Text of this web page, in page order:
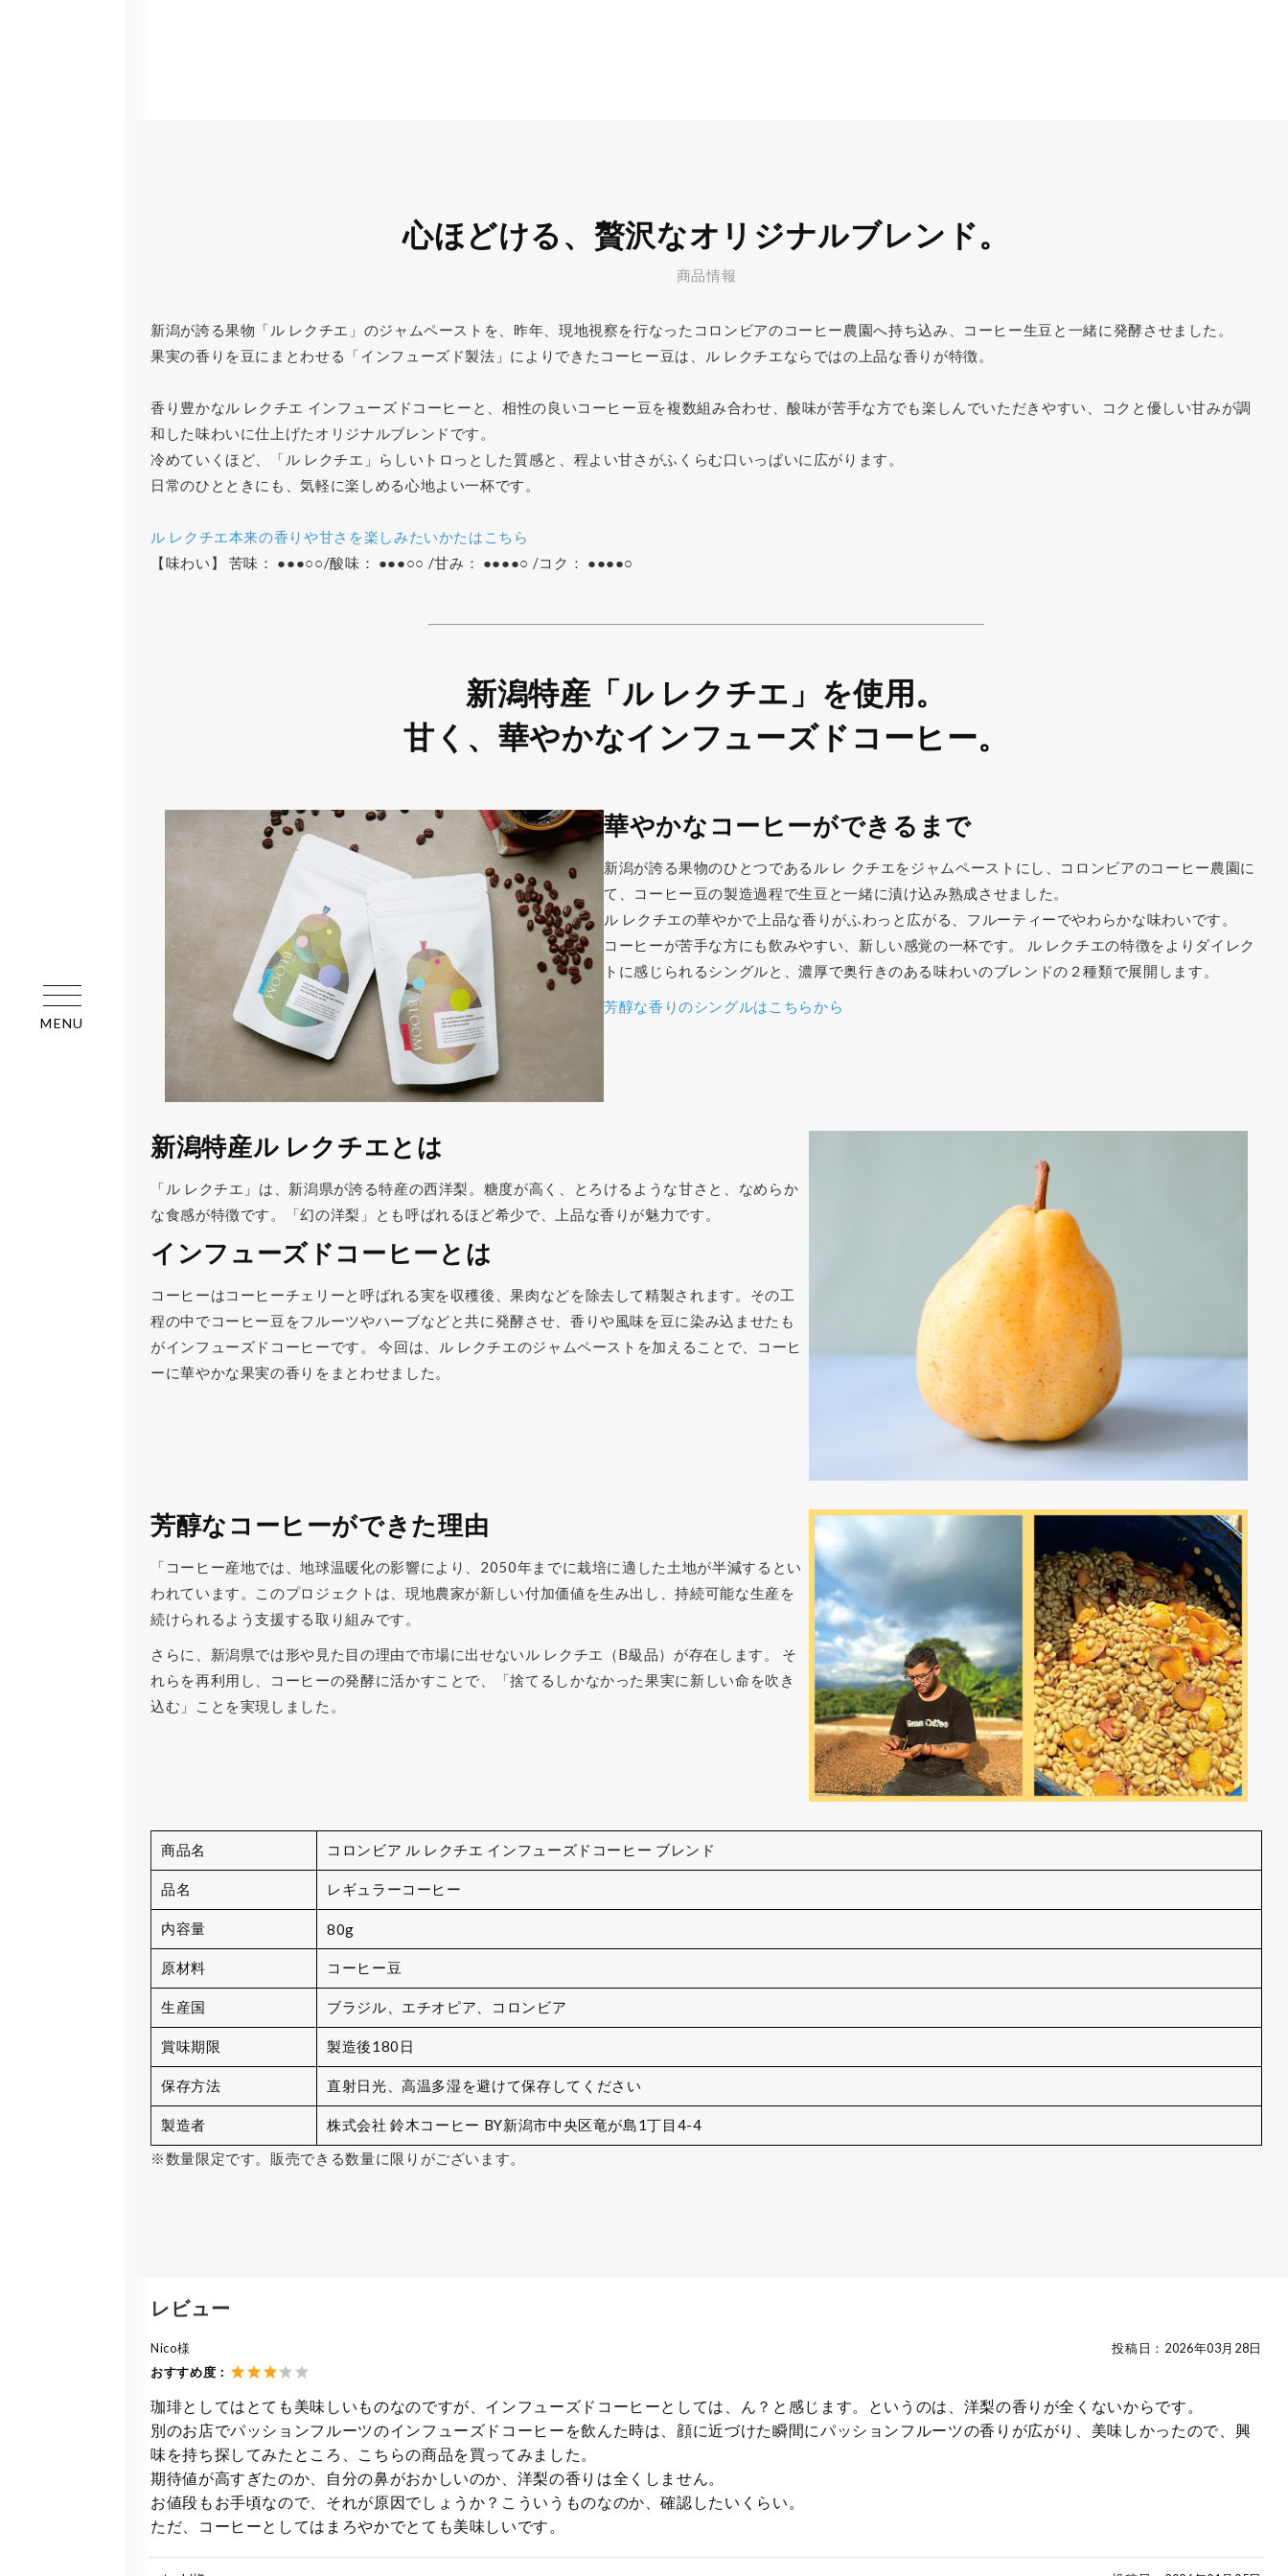
MENU
心ほどける、贅沢なオリジナルブレンド。
商品情報
新潟が誇る果物「ル レクチエ」のジャムペーストを、昨年、現地視察を行なったコロンビアのコーヒー農園へ持ち込み、コーヒー生豆と一緒に発酵させました。
果実の香りを豆にまとわせる「インフューズド製法」によりできたコーヒー豆は、ル レクチエならではの上品な香りが特徴。
香り豊かなル レクチエ インフューズドコーヒーと、相性の良いコーヒー豆を複数組み合わせ、酸味が苦手な方でも楽しんでいただきやすい、コクと優しい甘みが調
和した味わいに仕上げたオリジナルブレンドです。
冷めていくほど、「ル レクチエ」らしいトロっとした質感と、程よい甘さがふくらむ口いっぱいに広がります。
日常のひとときにも、気軽に楽しめる心地よい一杯です。
ル レクチエ本来の香りや甘さを楽しみたいかたはこちら
【味わい】 苦味： ●●●○○/酸味： ●●●○○ /甘み： ●●●●○ /コク： ●●●●○
新潟特産「ル レクチエ」を使用。
甘く、華やかなインフューズドコーヒー。
華やかなコーヒーができるまで
新潟が誇る果物のひとつであるル レ クチエをジャムペーストにし、コロンビアのコーヒー農園に
て、コーヒー豆の製造過程で生豆と一緒に漬け込み熟成させました。
ル レクチエの華やかで上品な香りがふわっと広がる、フルーティーでやわらかな味わいです。
コーヒーが苦手な方にも飲みやすい、新しい感覚の一杯です。 ル レクチエの特徴をよりダイレク
トに感じられるシングルと、濃厚で奥行きのある味わいのブレンドの２種類で展開します。
芳醇な香りのシングルはこちらから
新潟特産ル レクチエとは
「ル レクチエ」は、新潟県が誇る特産の西洋梨。糖度が高く、とろけるような甘さと、なめらか
な食感が特徴です。「幻の洋梨」とも呼ばれるほど希少で、上品な香りが魅力です。
インフューズドコーヒーとは
コーヒーはコーヒーチェリーと呼ばれる実を収穫後、果肉などを除去して精製されます。その工
程の中でコーヒー豆をフルーツやハーブなどと共に発酵させ、香りや風味を豆に染み込ませたも
がインフューズドコーヒーです。 今回は、ル レクチエのジャムペーストを加えることで、コーヒ
ーに華やかな果実の香りをまとわせました。
芳醇なコーヒーができた理由
「コーヒー産地では、地球温暖化の影響により、2050年までに栽培に適した土地が半減するとい
われています。このプロジェクトは、現地農家が新しい付加価値を生み出し、持続可能な生産を
続けられるよう支援する取り組みです。
さらに、新潟県では形や見た目の理由で市場に出せないル レクチエ（B級品）が存在します。 そ
れらを再利用し、コーヒーの発酵に活かすことで、「捨てるしかなかった果実に新しい命を吹き
込む」ことを実現しました。
商品名 コロンビア ル レクチエ インフューズドコーヒー ブレンド
品名 レギュラーコーヒー
内容量 80g
原材料 コーヒー豆
生産国 ブラジル、エチオピア、コロンビア
賞味期限 製造後180日
保存方法 直射日光、高温多湿を避けて保存してください
製造者
株式会社 鈴木コーヒー BY新潟市中央区竜が島1丁目4-4
※数量限定です。販売できる数量に限りがございます。
レビュー
Nico様 投稿日： 2026年03月28日
おすすめ度：
珈琲としてはとても美味しいものなのですが、インフューズドコーヒーとしては、ん？と感じます。というのは、洋梨の香りが全くないからです。
別のお店でパッションフルーツのインフューズドコーヒーを飲んた時は、顔に近づけた瞬間にパッションフルーツの香りが広がり、美味しかったので、興
味を持ち探してみたところ、こちらの商品を買ってみました。
期待値が高すぎたのか、自分の鼻がおかしいのか、洋梨の香りは全くしません。
お値段もお手頃なので、それが原因でしょうか？こういうものなのか、確認したいくらい。
ただ、コーヒーとしてはまろやかでとても美味しいです。